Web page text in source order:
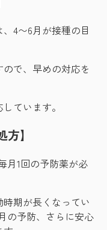
4〜6月が接種の目
で、早めの対応を
ています。
】
月1回の予防薬が必
期が長くなってい
の予防、さらに安心